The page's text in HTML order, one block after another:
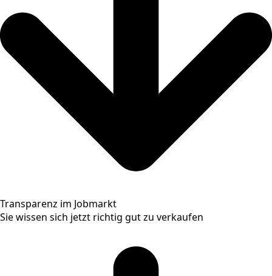
Transparenz im Jobmarkt
Sie wissen sich jetzt richtig gut zu verkaufen